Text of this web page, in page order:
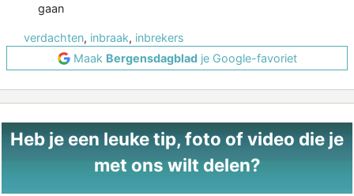
gaan
verdachten, inbraak, inbrekers
Maak Bergensdagbladje Google-favoriet
Heb je een leuke tip, foto of video die je
met ons wilt delen?